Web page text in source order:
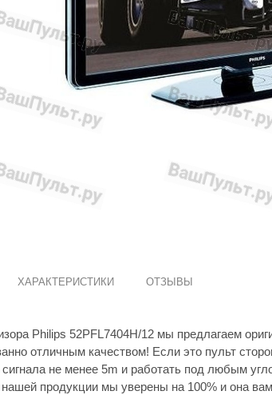
ХАРАКТЕРИСТИКИ ОТЗЫВЫ
Philips 52PFL7404H/12 мы предлагаем
отличным качеством! Если это пульт
сигнала не менее 5m и работать под любым
продукции мы уверены на 100% и она